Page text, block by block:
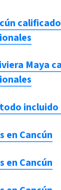
Maya
incluido
en Cancún
en Cancún